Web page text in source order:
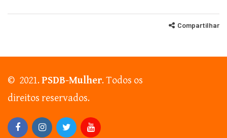
Compartilhar
© 2021.PSDB-Mulher. Todos os
direitos reservados.